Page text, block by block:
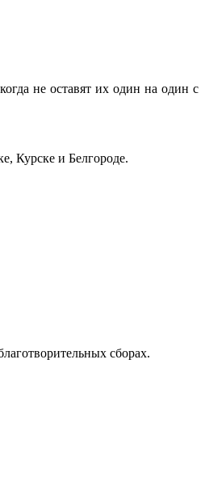
не оставят их один на один с
Курске и Белгороде.
сборах.